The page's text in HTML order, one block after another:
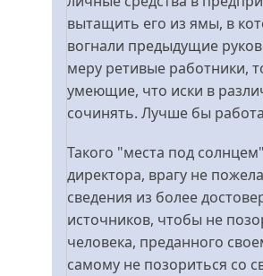
вытащить его из ямы, в
вогнали предыдущие
меру ретивые работники,
умеющие, что иски в
сочинять. Лучше бы
Такого "места под
директора, врагу не
сведения из более
источников, чтобы не
человека, преданного
самому не позориться со